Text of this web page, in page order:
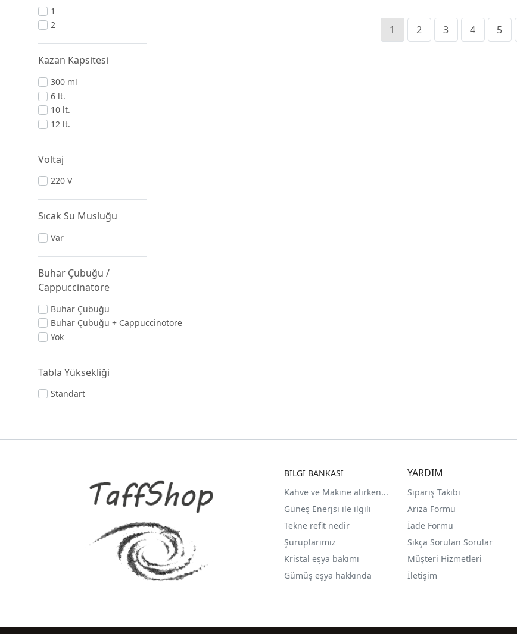
1
2
Kazan Kapsitesi
300 ml
6 lt.
10 lt.
12 lt.
Voltaj
220 V
Sıcak Su Musluğu
Var
Buhar Çubuğu /
Cappuccinatore
Buhar Çubuğu
Buhar Çubuğu + Cappuccinotore
Yok
Tabla Yüksekliği
Standart
1 2 3 4 5
BİLGİ BANKASI
Kahve ve Makine alırken...
Güneş Enerjsi ile ilgili
Tekne refit nedir
Şuruplarımız
Kristal eşya bakımı
Gümüş eşya hakkında
YARDIM
Sipariş Takibi
Arıza Formu
İade Formu
Sıkça Sorulan Sorular
Müşteri Hizmetleri
İletişim